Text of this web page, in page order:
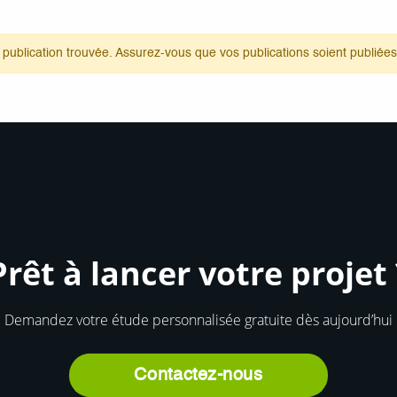
publication trouvée. Assurez-vous que vos publications soient
à lancer votre projet
Demandez votre étude personnalisée gratuite dès aujourd’hui
Contactez-nous